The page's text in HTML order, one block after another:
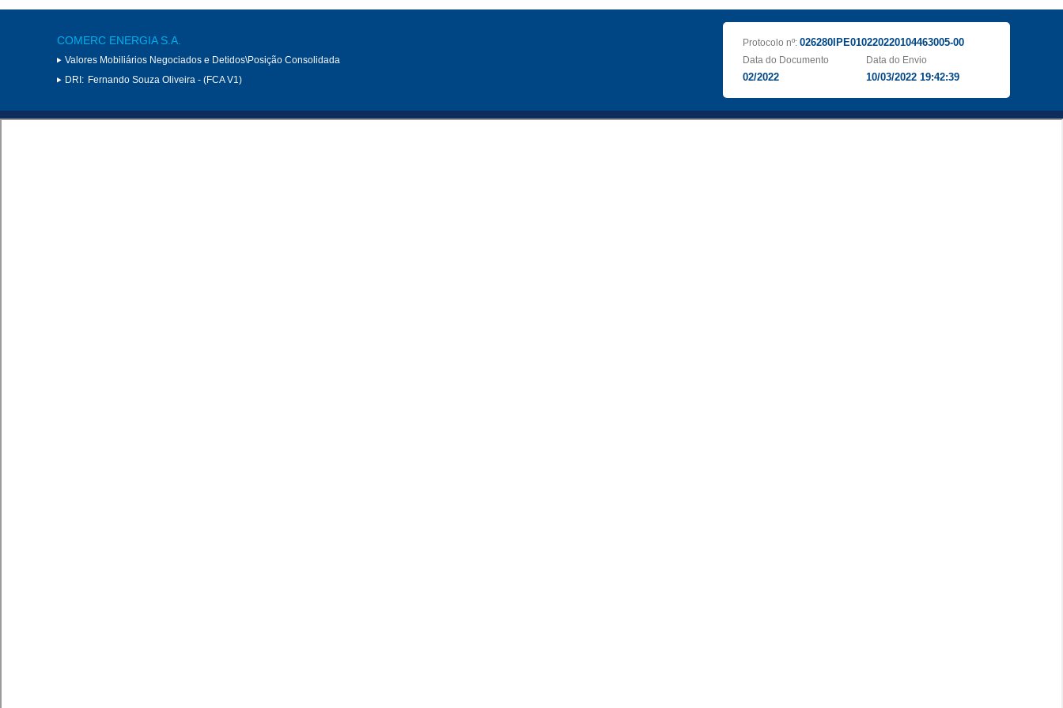
COMERC ENERGIA S.A.
Valores Mobiliários Negociados e Detidos\Posição Consolidada
DRI: Fernando Souza Oliveira - (FCA V1)
Protocolo nº: 026280IPE010220220104463005-00
Data do Documento
02/2022
Data do Envio
10/03/2022 19:42:39